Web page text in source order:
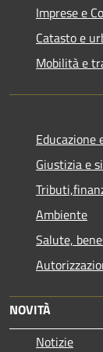
Imprese e
Catasto e
Mobilità e
Educazione
Giustizia e
Ambiente
Salute,
NOVITÀ
Notizie